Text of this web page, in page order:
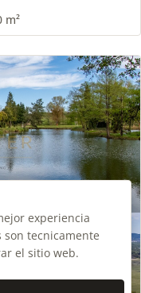
m²
experiencia
tecnicamente
el sitio web.